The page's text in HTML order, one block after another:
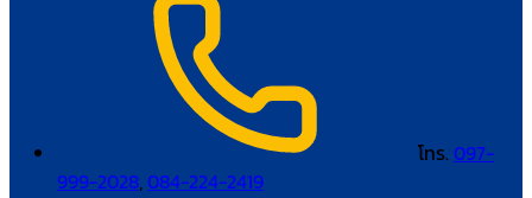
โทร. 097-
999-2028,084-224-2419